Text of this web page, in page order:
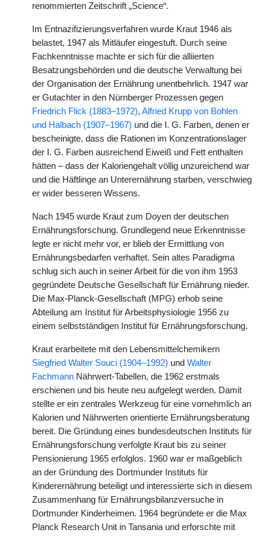
renommierten Zeitschrift „Science“.
Im Entnazifizierungsverfahren wurde Kraut 1946 als
belastet, 1947 als Mitläufer eingestuft. Durch seine
Fachkenntnisse machte er sich für die alliierten
Besatzungsbehörden und die deutsche Verwaltung bei
der Organisation der Ernährung unentbehrlich. 1947 war
er Gutachter in den Nürnberger Prozessen gegen
Friedrich Flick (1883–1972), Alfried Krupp von Bohlen
und Halbach (1907–1967) und die I. G. Farben, denen er
bescheinigte, dass die Rationen im Konzentrationslager
der I. G. Farben ausreichend Eiweiß und Fett enthalten
hätten – dass der Kaloriengehalt völlig unzureichend war
und die Häftlinge an Unterernährung starben, verschwieg
er wider besseren Wissens.
Nach 1945 wurde Kraut zum Doyen der deutschen
Ernährungsforschung. Grundlegend neue Erkenntnisse
legte er nicht mehr vor, er blieb der Ermittlung von
Ernährungsbedarfen verhaftet. Sein altes Paradigma
schlug sich auch in seiner Arbeit für die von ihm 1953
gegründete Deutsche Gesellschaft für Ernährung nieder.
Die Max-Planck-Gesellschaft (MPG) erhob seine
Abteilung am Institut für Arbeitsphysiologie 1956 zu
einem selbstständigen Institut für Ernährungsforschung.
Kraut erarbeitete mit den Lebensmittelchemikern
Siegfried Walter Souci (1904–1992) und Walter
Fachmann Nährwert-Tabellen, die 1962 erstmals
erschienen und bis heute neu aufgelegt werden. Damit
stellte er ein zentrales Werkzeug für eine vornehmlich an
Kalorien und Nährwerten orientierte Ernährungsberatung
bereit. Die Gründung eines bundesdeutschen Instituts für
Ernährungsforschung verfolgte Kraut bis zu seiner
Pensionierung 1965 erfolglos. 1960 war er maßgeblich
an der Gründung des Dortmunder Instituts für
Kinderernährung beteiligt und interessierte sich in diesem
Zusammenhang für Ernährungsbilanzversuche in
Dortmunder Kinderheimen. 1964 begründete er die Max
Planck Research Unit in Tansania und erforschte mit